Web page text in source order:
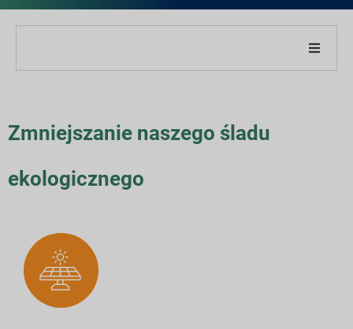
O naszym raporcie
Strategie zrównoważonego rozwoju
Indeksy raportowania ESG
Pobieranie raportów
Zmniejszanie naszego śladu
ekologicznego